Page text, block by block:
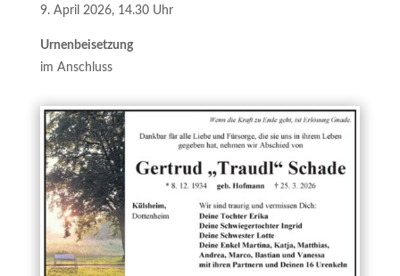
9. April 2026, 14.30 Uhr
Urnenbeisetzung
im Anschluss